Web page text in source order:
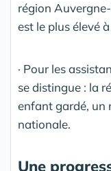
région
est le plus élevé
· Pour les
se distingue : la
enfant gardé, un
nationale.
Une